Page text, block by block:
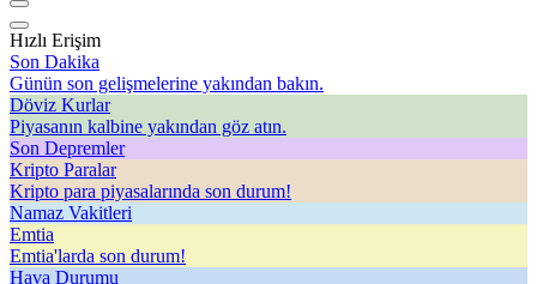
Hızlı Erişim
Son Dakika
Günün son gelişmelerine yakından bakın.
Döviz Kurlar
Piyasanın kalbine yakından göz atın.
Son Depremler
Kripto Paralar
Kripto para piyasalarında son durum!
Namaz Vakitleri
Emtia
Emtia'larda son durum!
Hava Durumu